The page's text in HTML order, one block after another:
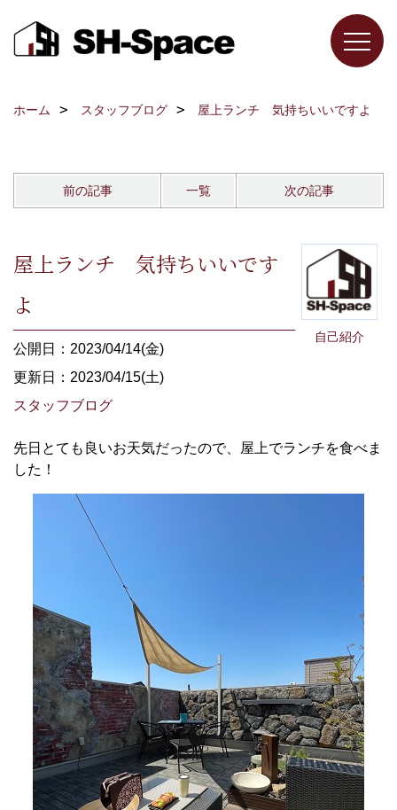
ホーム スタッフブログ 屋上ランチ 気持ちいいですよ
前の記事 一覧 次の記事
自己紹介
屋上ランチ 気持ちいいです
よ
公開日：2023/04/14(金)
更新日：2023/04/15(土)
スタッフブログ
先日とても良いお天気だったので、屋上でランチを食べま
した！